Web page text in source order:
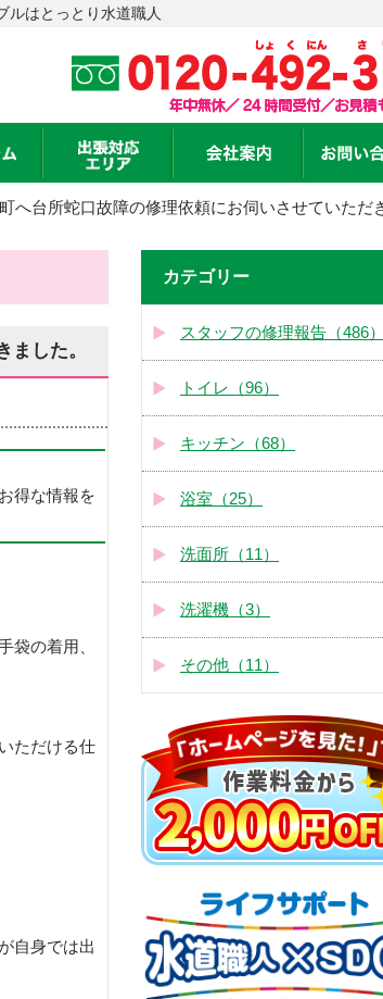
ルはとっとり水道職人
へ台所蛇口故障の修理依頼にお伺いさせていただ
した。
得な情報を
袋の着用、
ただける仕
自身では出
カテゴリー
スタッフの修理報告（486）
トイレ（96）
キッチン（68）
浴室（25）
洗面所（11）
洗濯機（3）
その他（11）